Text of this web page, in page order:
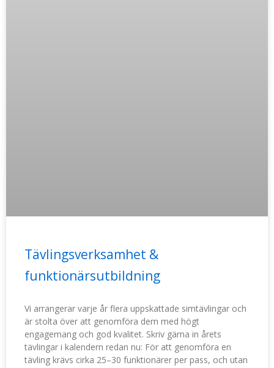
Tävlingsverksamhet &
funktionärsutbildning
Vi arrangerar varje år flera uppskattade simtävlingar och
är stolta över att genomföra dem med högt
engagemang och god kvalitet. Skriv gärna in årets
tävlingar i kalendern redan nu: För att genomföra en
tävling krävs cirka 25–30 funktionärer per pass, och utan